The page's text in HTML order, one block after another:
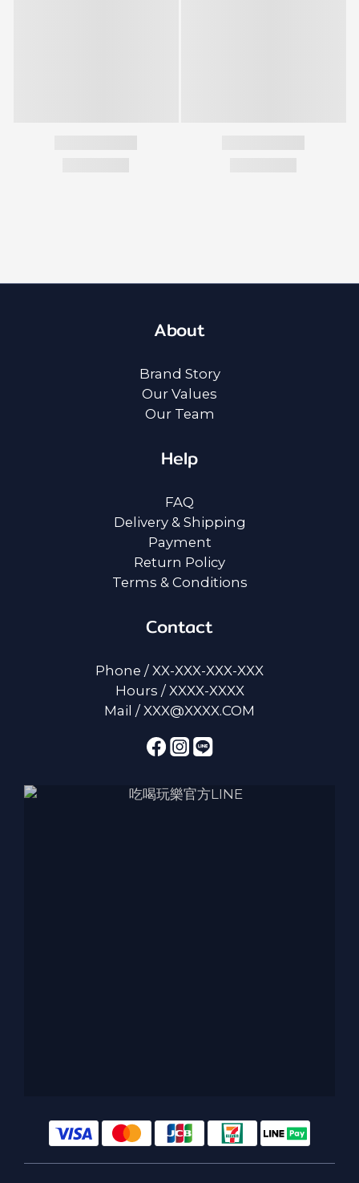
About
Brand Story
Our Values
Our Team
Help
FAQ
Delivery & Shipping
Payment
Return Policy
Terms & Conditions
Contact
Phone / XX-XXX-XXX-XXX
Hours / XXXX-XXXX
Mail / XXX@XXXX.COM